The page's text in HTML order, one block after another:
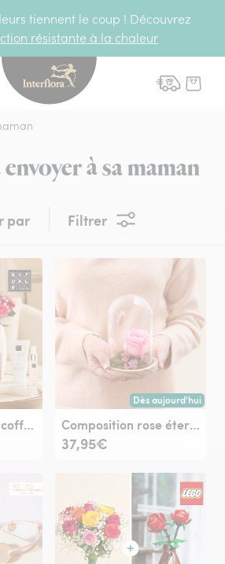
tiennent le coup ! Découvrez
résistante à la chaleur
Interflora - livraison
fleurs
à sa maman
par Filtrer
Rituals - Roses et coffret beauté
Dès aujourd'hui
Livraison dès
Composition rose éternelle rose
37,95€